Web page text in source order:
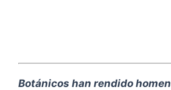
Botánicos han rendido